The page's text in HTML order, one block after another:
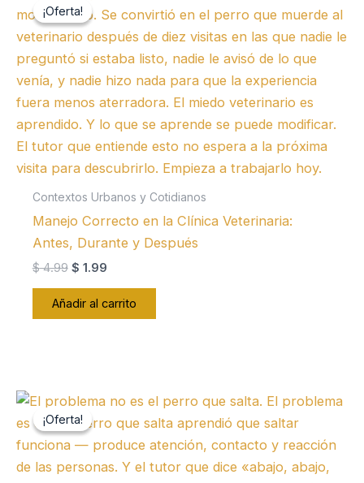
¡Oferta!
¡Oferta!
Contextos Urbanos y Cotidianos
Manejo Correcto en la Clínica Veterinaria:
Antes, Durante y Después
$4.99 El
original
$ 1.99El
actual
Añadir al carrito
¡Oferta!
¡Oferta!